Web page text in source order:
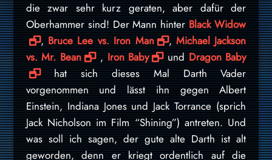
die zwar sehr kurz geraten, aber dafür der
Oberhammer sind! Der Mann hinterBlack Widow
,Bruce Lee vs. Iron Man ,Michael Jackson
vs. Mr. Bean
,Iron Baby und Dragon Baby
hat sich dieses Mal Darth Vader
vorgenommen und lässt ihn gegen Albert
Einstein, Indiana Jones und Jack Torrance (sprich
Jack Nicholson im Film “Shining”) antreten. Und
was soll ich sagen, der gute alte Darth ist alt
geworden, denn er kriegt ordentlich auf die